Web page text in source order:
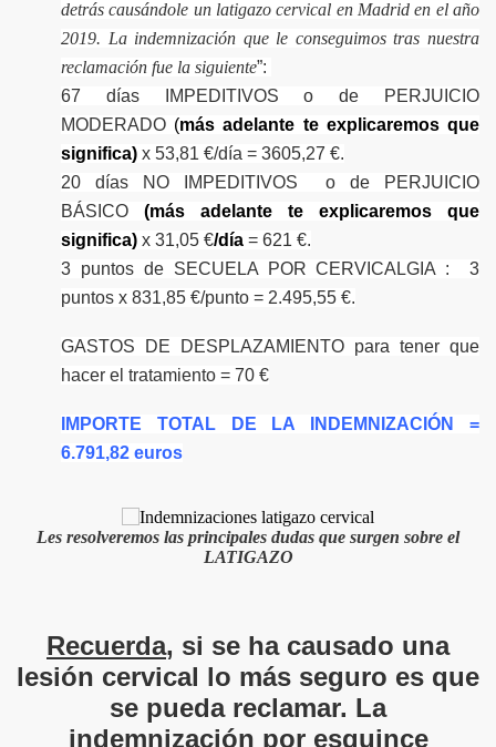
detrás causándole un latigazo cervical en Madrid en el año
2019. La indemnización que le conseguimos tras nuestra
reclamación fue la siguiente”:
67 días IMPEDITIVOS o de PERJUICIO
MODERADO (más adelante te explicaremos que
significa) x 53,81 €/día = 3605,27 €.
20 días NO IMPEDITIVOS o de PERJUICIO
BÁSICO (más adelante te explicaremos que
significa) x 31,05 €/día = 621 €.
3 puntos de SECUELA POR CERVICALGIA : 3
puntos x 831,85 €/punto = 2.495,55 €.
GASTOS DE DESPLAZAMIENTO para tener que
hacer el tratamiento = 70 €
IMPORTE TOTAL DE LA INDEMNIZACIÓN =
6.791,82 euros
Les resolveremos las principales dudas que surgen sobre el
LATIGAZO
Recuerda, si se ha causado una
lesión cervical lo más seguro es que
se pueda reclamar. La
indemnización por esguince